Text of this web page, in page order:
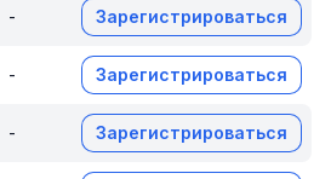
- Зарегистрироваться
- Зарегистрироваться
- Зарегистрироваться